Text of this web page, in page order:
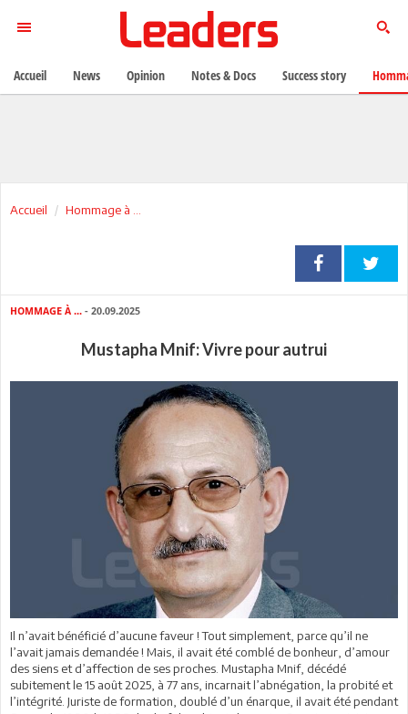
Accueil Hommage à ...
HOMMAGE À ... - 20.09.2025
Mustapha Mnif: Vivre pour autrui
Il n’avait bénéficié d’aucune faveur ! Tout simplement, parce qu’il ne
l’avait jamais demandée ! Mais, il avait été comblé de bonheur, d’amour
des siens et d’affection de ses proches. Mustapha Mnif, décédé
subitement le 15 août 2025, à 77 ans, incarnait l’abnégation, la probité et
l’intégrité. Juriste de formation, doublé d’un énarque, il avait été pendant
Accueil News Opinion Notes & Docs Success story